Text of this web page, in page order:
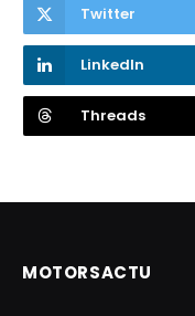
Twitter
LinkedIn
Threads
MOTORSACTU